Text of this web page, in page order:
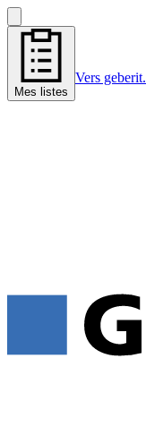
Mes listes
Vers